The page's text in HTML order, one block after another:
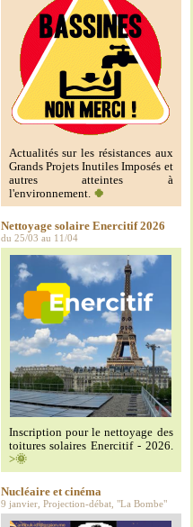
Actualités sur les résistances aux
Grands Projets Inutiles Imposés et
autres atteintes à
l'environnement.🍀
Nettoyage solaire Enercitif 2026
du 25/03 au 11/04
Inscription pour le nettoyage des
toitures solaires Enercitif - 2026.
>🌞
Nucléaire et cinéma
9 janvier, Projection-débat, "La Bombe"